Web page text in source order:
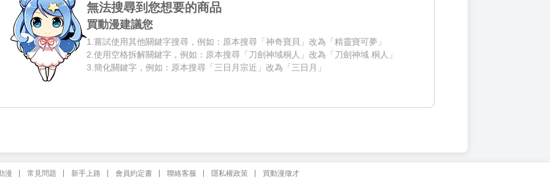
無法搜尋到您想要的商品
買動漫建議您
1.嘗試使用其他關鍵字搜尋，例如：原本搜尋「神奇寶貝」改為「精靈寶可夢」
2.使用空格拆解關鍵字，例如：原本搜尋「刀劍神域桐人」改為「刀劍神域 桐人」
3.簡化關鍵字，例如：原本搜尋「三日月宗近」改為「三日月」
漫 常見問題 新手上路 會員約定書 聯絡客服 隱私權政策 買動漫徵才